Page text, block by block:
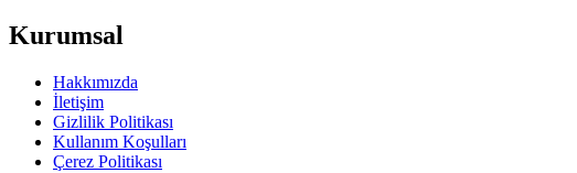
Kurumsal
Hakkımızda
İletişim
Gizlilik Politikası
Kullanım Koşulları
Çerez Politikası